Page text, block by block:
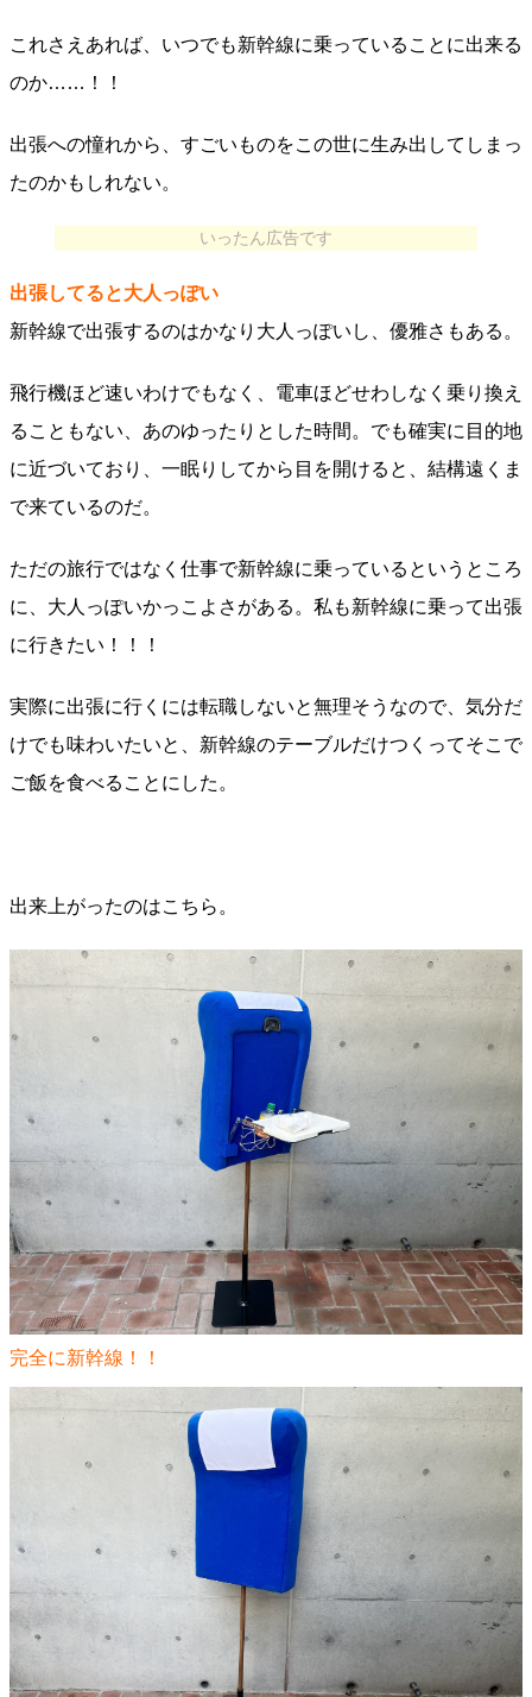
これさえあれば、いつでも新幹線に乗っていることに出来る
のか……！！
出張への憧れから、すごいものをこの世に生み出してしまっ
たのかもしれない。
いったん広告です
出張してると大人っぽい
新幹線で出張するのはかなり大人っぽいし、優雅さもある。
飛行機ほど速いわけでもなく、電車ほどせわしなく乗り換え
ることもない、あのゆったりとした時間。でも確実に目的地
に近づいており、一眠りしてから目を開けると、結構遠くま
で来ているのだ。
ただの旅行ではなく仕事で新幹線に乗っているというところ
に、大人っぽいかっこよさがある。私も新幹線に乗って出張
に行きたい！！！
実際に出張に行くには転職しないと無理そうなので、気分だ
けでも味わいたいと、新幹線のテーブルだけつくってそこで
ご飯を食べることにした。
出来上がったのはこちら。
完全に新幹線！！